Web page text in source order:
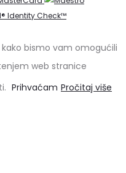
bismo vam omogućili
web stranice
Prihvaćam Pročitaj više